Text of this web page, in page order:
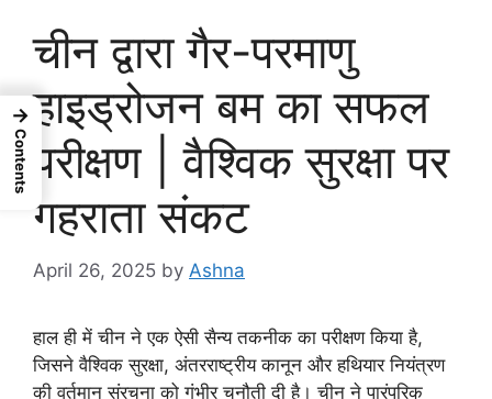
चीन द्वारा गैर-परमाणु
हाइड्रोजन बम का सफल
परीक्षण | वैश्विक सुरक्षा पर
गहराता संकट
April 26, 2025 by Ashna
हाल ही में चीन ने एक ऐसी सैन्य तकनीक का परीक्षण किया है,
जिसने वैश्विक सुरक्षा, अंतरराष्ट्रीय कानून और हथियार नियंत्रण
की वर्तमान संरचना को गंभीर चुनौती दी है। चीन ने पारंपरिक
→
Contents